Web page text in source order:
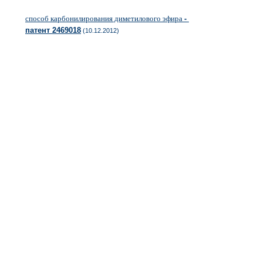
способ карбонилирования диметилового эфира -
патент 2469018 (10.12.2012)